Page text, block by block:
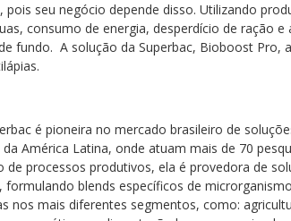
pois seu negócio depende disso. Utilizando
consumo de energia, desperdício de ração
fundo. A solução da Superbac, Bioboost Pro,
é pioneira no mercado brasileiro de
América Latina, onde atuam mais de 70
de processos produtivos, ela é provedora de
formulando blends específicos de
nos mais diferentes segmentos, como: